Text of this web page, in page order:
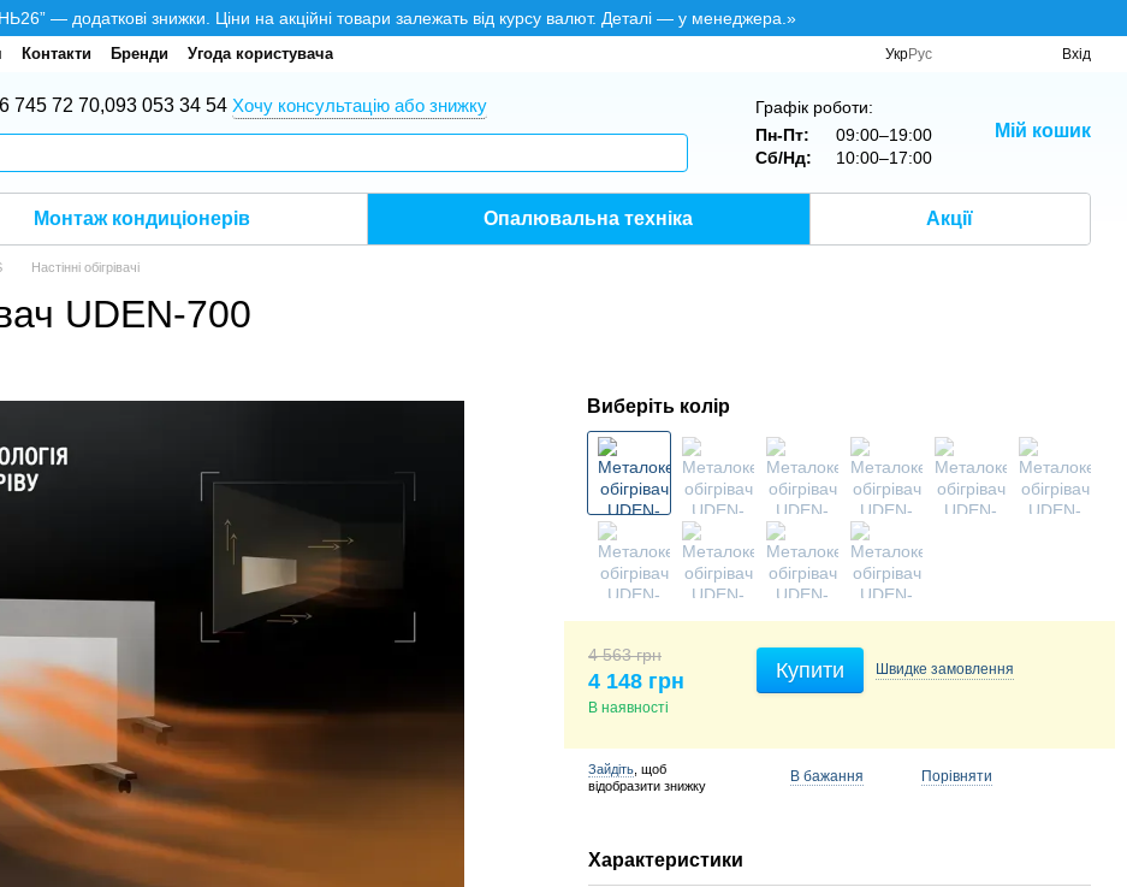
— додаткові знижки. Ціни на акційні товари залежать від курсу валют. Деталі — у менеджера.»
Контакти Бренди Угода користувача УкрРус Вхід
745 72 70,093 053 34 54 Хочу консультацію або знижку
Графік роботи:
Пн-Пт:
09:00–19:00
Сб/Нд:
10:00–17:00
Мій кошик
Монтаж кондиціонерів Опалювальна техніка Акції
Настінні обігрівачі
UDEN-700
Виберіть колір
4 563 грн
4 148 грн
В наявності
Купити Швидке замовлення
Зайдіть , щоб
відобразити знижку
В бажання Порівняти
Характеристики